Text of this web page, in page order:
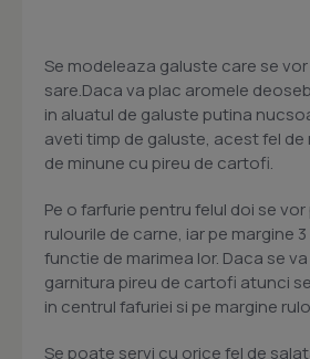
Se modeleaza galuste care se
sare.Daca va plac aromele
in aluatul de galuste putina
aveti timp de galuste, acest fel de
de minune cu pireu de cartofi.
Pe o farfurie pentru felul doi se
rulourile de carne, iar pe margine
functie de marimea lor. Daca se
garnitura pireu de cartofi atunci
in centrul fafuriei si pe margine
Se poate servi cu orice fel de